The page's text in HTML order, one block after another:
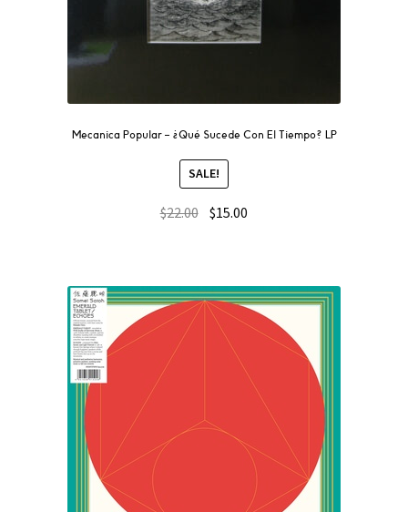
Mecanica Popular – ¿Qué Sucede Con El Tiempo? LP
SALE!
$22.00 $15.00